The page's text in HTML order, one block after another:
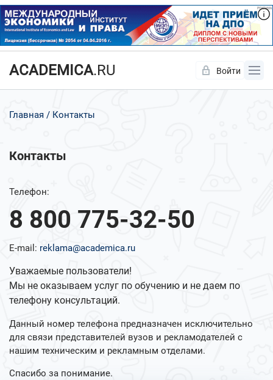
ACADEMICA.RU Войти
Главная Контакты
Контакты
Телефон:
8 800 775-32-50
E-mail: reklama@academica.ru
Уважаемые пользователи!
Мы не оказываем услуг по обучению и не даем по
телефону консультаций.
Данный номер телефона предназначен исключительно
для связи представителей вузов и рекламодателей с
нашим техническим и рекламным отделами.
Спасибо за понимание.
Да Нет